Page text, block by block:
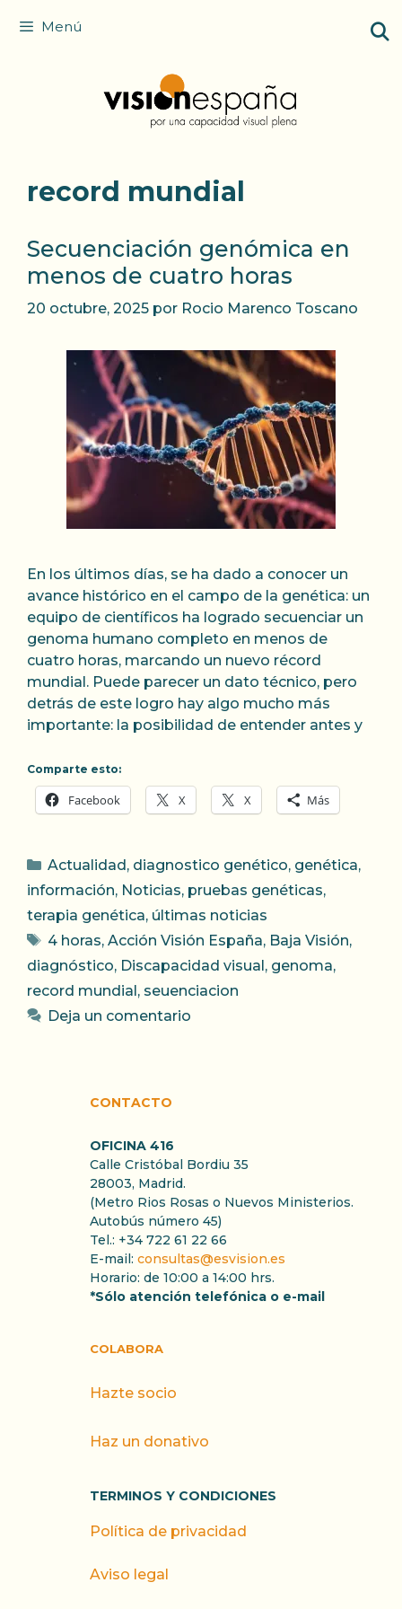
Menú
record mundial
Secuenciación genómica en
menos de cuatro horas
20 octubre, 2025 por Rocio Marenco Toscano
En los últimos días, se ha dado a conocer un
avance histórico en el campo de la genética: un
equipo de científicos ha logrado secuenciar un
genoma humano completo en menos de
cuatro horas, marcando un nuevo récord
mundial. Puede parecer un dato técnico, pero
detrás de este logro hay algo mucho más
importante: la posibilidad de entender antes y
Comparte esto:
Facebook X X Más
Categorías
Actualidad , diagnostico genético, genética,
información, Noticias, pruebas genéticas,
terapia genética, últimas noticias
Etiquetas
4 horas, Acción Visión España, Baja Visión,
diagnóstico, Discapacidad visual , genoma,
record mundial , seuenciacion
Deja un comentario
CONTACTO
OFICINA 416
Calle Cristóbal Bordiu 35
28003, Madrid.
(Metro Rios Rosas o Nuevos Ministerios.
Autobús número 45)
Tel.: +34 722 61 22 66
E-mail: consultas@esvision.es
Horario: de 10:00 a 14:00 hrs.
*Sólo atención telefónica o e-mail
COLABORA
Hazte socio
Haz un donativo
TERMINOS Y CONDICIONES
Política de privacidad
Aviso legal